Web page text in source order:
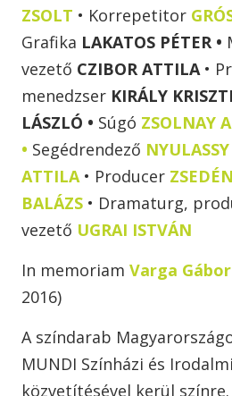
ZSOLT • Korrepetitor
Grafika LAKATOS PÉTER •
vezető CZIBOR ATTILA •
menedzser KIRÁLY
LÁSZLÓ • Súgó ZSOLNAY
• Segédrendező NYULASSY
ATTILA • Producer
BALÁZS • Dramaturg,
vezető UGRAI ISTVÁN
In memoriam Varga
2016)
A színdarab
MUNDI Színházi és
közvetítésével kerül színre.